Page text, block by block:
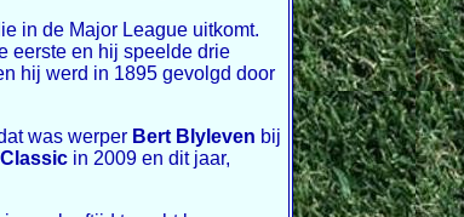
in de Major League uitkomt.
eerste en hij speelde drie
hij werd in 1895 gevolgd door
was werper Bert Blyleven bij
in 2009 en dit jaar,